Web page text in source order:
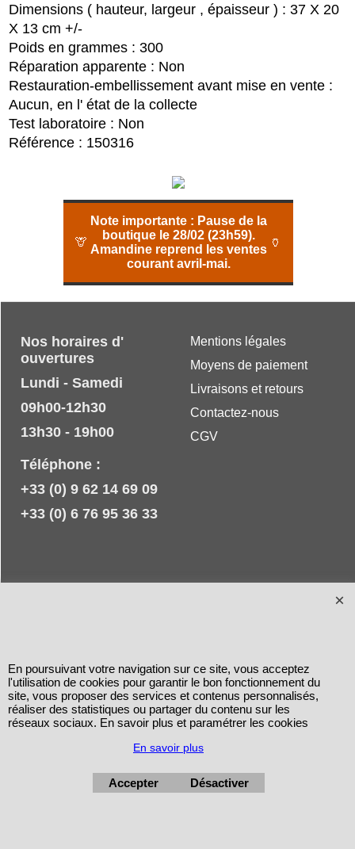
Dimensions ( hauteur, largeur , épaisseur ) : 37 X 20
X 13 cm +/-
Poids en grammes : 300
Réparation apparente : Non
Restauration-embellissement avant mise en vente :
Aucun, en l' état de la collecte
Test laboratoire : Non
Référence : 150316
🦒
Note importante : Pause de la
boutique le 28/02 (23h59).
Amandine reprend les ventes
courant avril-mai.
🏺
Mentions légales
Moyens de paiement
Livraisons et retours
Contactez-nous
CGV
Nos horaires d'
ouvertures
Lundi - Samedi
09h00-12h30
13h30 - 19h00
Téléphone :
+33 (0) 9 62 14 69 09
+33 (0) 6 76 95 36 33
En poursuivant votre navigation sur ce site, vous acceptez
l'utilisation de cookies pour garantir le bon fonctionnement du
site, vous proposer des services et contenus personnalisés,
réaliser des statistiques ou partager du contenu sur les
réseaux sociaux. En savoir plus et paramétrer les cookies
En savoir plus
Accepter Désactiver